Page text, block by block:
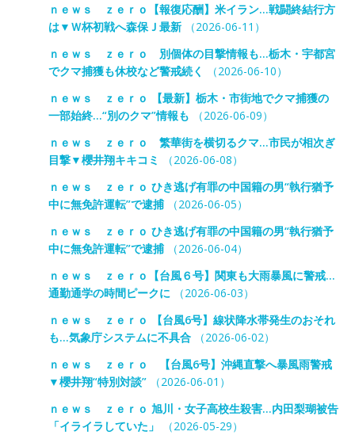
ｎｅｗｓ ｚｅｒｏ【報復応酬】米イラン…戦闘終結行方
は▼Ｗ杯初戦へ森保Ｊ最新（2026-06-11）
ｎｅｗｓ ｚｅｒｏ 別個体の目撃情報も…栃木・宇都宮
でクマ捕獲も休校など警戒続く
（2026-06-10）
ｎｅｗｓ ｚｅｒｏ 【最新】栃木・市街地でクマ捕獲の
一部始終…“別のクマ”情報も （2026-06-09）
ｎｅｗｓ ｚｅｒｏ 繁華街を横切るクマ…市民が相次ぎ
目撃▼櫻井翔キキコミ
（2026-06-08）
ｎｅｗｓ ｚｅｒｏ ひき逃げ有罪の中国籍の男“執行猶予
中に無免許運転”で逮捕（2026-06-05）
ｎｅｗｓ ｚｅｒｏ ひき逃げ有罪の中国籍の男“執行猶予
中に無免許運転”で逮捕（2026-06-04）
ｎｅｗｓ ｚｅｒｏ【台風６号】関東も大雨暴風に警戒…
通勤通学の時間ピークに （2026-06-03）
ｎｅｗｓ ｚｅｒｏ 【台風6号】線状降水帯発生のおそれ
も…気象庁システムに不具合（2026-06-02）
ｎｅｗｓ ｚｅｒｏ 【台風6号】沖縄直撃へ暴風雨警戒
▼櫻井翔“特別対談”（2026-06-01）
ｎｅｗｓ ｚｅｒｏ 旭川・女子高校生殺害…内田梨瑚被告
「イライラしていた」
（2026-05-29）